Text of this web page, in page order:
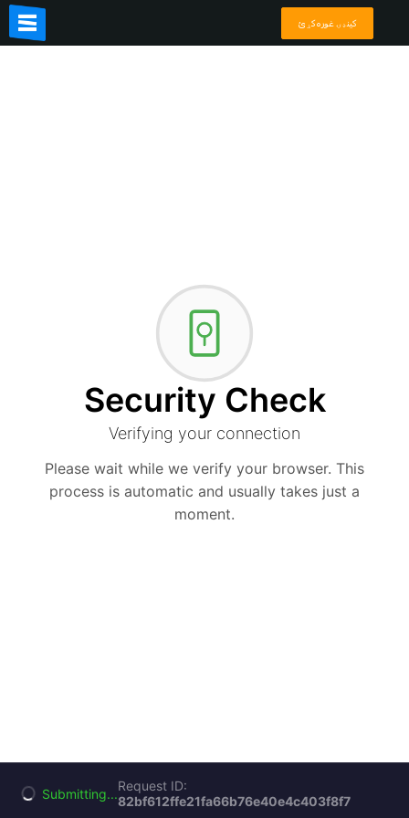
کينډۍ غوره کړئ